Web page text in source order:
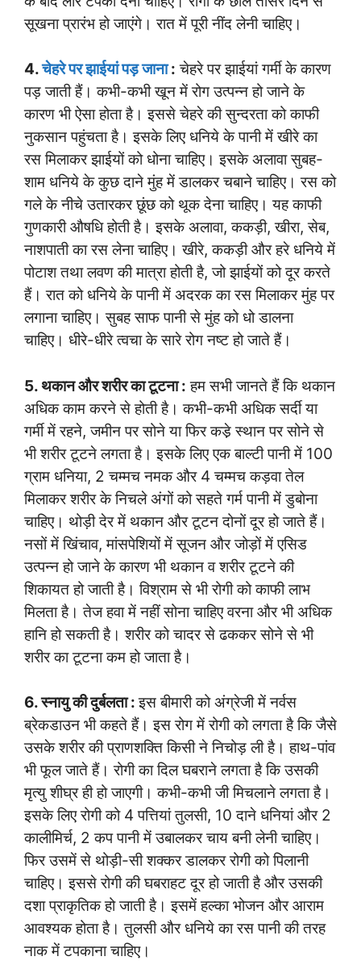
सूखना प्रारंभ हो जाएंगे। रात में पूरी नींद लेनी चाहिए।
4.चेहरे पर झाईयां पड़ जाना: चेहरे पर झाईयां गर्मी के कारण
पड़ जाती हैं। कभी-कभी खून में रोग उत्पन्न हो जाने के
कारण भी ऐसा होता है। इससे चेहरे की सुन्दरता को काफी
नुकसान पहुंचता है। इसके लिए धनिये के पानी में खीरे का
रस मिलाकर झाईयों को धोना चाहिए। इसके अलावा सुबह-
शाम धनिये के कुछ दाने मुंह में डालकर चबाने चाहिए। रस को
गले के नीचे उतारकर छूंछ को थूक देना चाहिए। यह काफी
गुणकारी औषधि होती है। इसके अलावा, ककड़ी, खीरा, सेब,
नाशपाती का रस लेना चाहिए। खीरे, ककड़ी और हरे धनिये में
पोटाश तथा लवण की मात्रा होती है, जो झाईयों को दूर करते
हैं। रात को धनिये के पानी में अदरक का रस मिलाकर मुंह पर
लगाना चाहिए। सुबह साफ पानी से मुंह को धो डालना
चाहिए। धीरे-धीरे त्वचा के सारे रोग नष्ट हो जाते हैं।
5. थकान और शरीर का टूटना : हम सभी जानते हैं कि थकान
अधिक काम करने से होती है। कभी-कभी अधिक सर्दी या
गर्मी में रहने, जमीन पर सोने या फिर कडे़ स्थान पर सोने से
भी शरीर टूटने लगता है। इसके लिए एक बाल्टी पानी में 100
ग्राम धनिया, 2 चम्मच नमक और 4 चम्मच कड़वा तेल
मिलाकर शरीर के निचले अंगों को सहते गर्म पानी में डुबोना
चाहिए। थोड़ी देर में थकान और टूटन दोनों दूर हो जाते हैं।
नसों में खिंचाव, मांसपेशियों में सूजन और जोड़ों में एसिड
उत्पन्न हो जाने के कारण भी थकान व शरीर टूटने की
शिकायत हो जाती है। विश्राम से भी रोगी को काफी लाभ
मिलता है। तेज हवा में नहीं सोना चाहिए वरना और भी अधिक
हानि हो सकती है। शरीर को चादर से ढककर सोने से भी
शरीर का टूटना कम हो जाता है।
6. स्नायु की दुर्बलता :इस बीमारी को अंग्रेजी में नर्वस
ब्रेकडाउन भी कहते हैं। इस रोग में रोगी को लगता है कि जैसे
उसके शरीर की प्राणशक्ति किसी ने निचोड़ ली है। हाथ-पांव
भी फूल जाते हैं। रोगी का दिल घबराने लगता है कि उसकी
मृत्यु शीघ्र ही हो जाएगी। कभी-कभी जी मिचलाने लगता है।
इसके लिए रोगी को 4 पत्तियां तुलसी, 10 दाने धनियां और 2
कालीमिर्च, 2 कप पानी में उबालकर चाय बनी लेनी चाहिए।
फिर उसमें से थोड़ी-सी शक्कर डालकर रोगी को पिलानी
चाहिए। इससे रोगी की घबराहट दूर हो जाती है और उसकी
दशा प्राकृतिक हो जाती है। इसमें हल्का भोजन और आराम
आवश्यक होता है। तुलसी और धनिये का रस पानी की तरह
नाक में टपकाना चाहिए।